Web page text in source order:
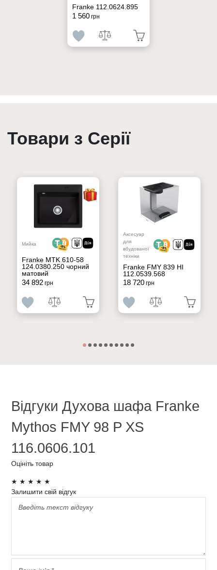
Franke 112.0624.895
1 560 грн
Товари з Серії
Мийка
Franke MTK 610-58
124.0380.250 чорний
матовий
34 892грн
Аксесуар
для
вбудованої
техніки
Franke FMY 839 HI
112.0539.568
18 720грн
Відгуки Духова шафа Franke
Mythos FMY 98 P XS
116.0606.101
Оцініть товар
★ ★ ★ ★ ★
Залишити свій відгук